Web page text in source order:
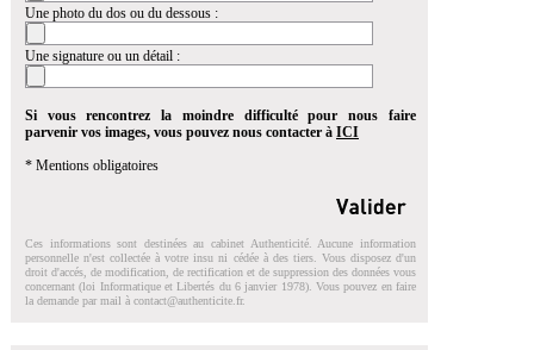
Une photo du dos ou du dessous :
Une signature ou un détail :
Si vous rencontrez la moindre difficulté pour nous faire
parvenir vos images, vous pouvez nous contacter à ICI
* Mentions obligatoires
Ces informations sont destinées au cabinet Authenticité. Aucune information
personnelle n'est collectée à votre insu ni cédée à des tiers. Vous disposez d'un
droit d'accés, de modification, de rectification et de suppression des données vous
concernant (loi Informatique et Libertés du 6 janvier 1978). Vous pouvez en faire
la demande par mail à contact@authenticite.fr.